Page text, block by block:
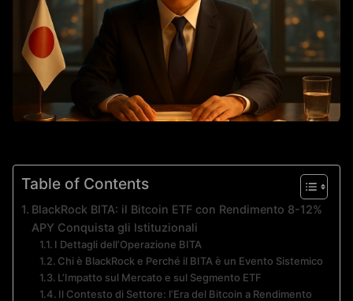
Table of Contents
BlackRock BITA: il Bitcoin ETF con Rendimento 8-12%
APY Conquista gli Istituzionali
I Dettagli dell’Operazione BITA
Chi è BlackRock e Perché il BITA è un Evento Sistemico
L’Impatto sul Mercato e sul Segmento ETF
Il Contesto di Settore: l’Era del Bitcoin a Rendimento